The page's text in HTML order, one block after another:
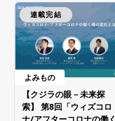
連載完結
よみもの
【クジラの眼－未来探
索】 第8回「ウィズコロ
ナ/アフターコロナの働く